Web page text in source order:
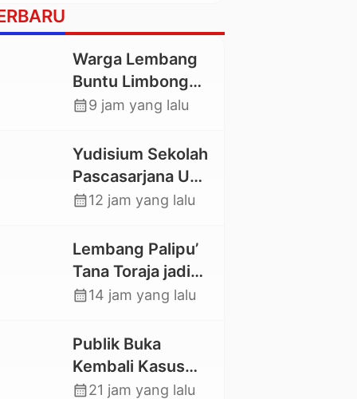
Warga Lembang
Buntu Limbong
Gandasil,
Jalan Sepanjang
500 Meter
calendar_month9 jam yang lalu
Yudisium Sekolah
Pascasarjana UKI
Toraja Lahirkan 58
calendar_month12 jam yang lalu
Lembang Palipu’
Tana Toraja jadi
Percontohan
Sejahtera oleh
Kemensos
calendar_month14 jam yang lalu
Publik Buka
Kembali Kasus
Hilangnya Stoner,
calendar_month21 jam yang lalu